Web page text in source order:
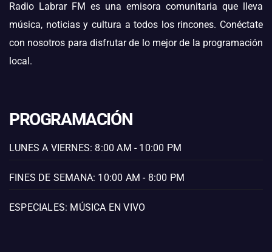
Radio Labrar FM es una emisora comunitaria que lleva
música, noticias y cultura a todos los rincones. Conéctate
con nosotros para disfrutar de lo mejor de la programación
local.
PROGRAMACIÓN
LUNES A VIERNES: 8:00 AM - 10:00 PM
FINES DE SEMANA: 10:00 AM - 8:00 PM
ESPECIALES: MÚSICA EN VIVO